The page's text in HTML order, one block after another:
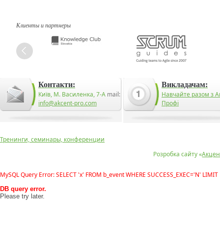
Клиенты и партнеры
Контакти:
Київ, М. Василенка, 7-А mail:
info@akcent-pro.com
Викладачам:
Навчайте разом з
Профі
Розробка сайту «
Тренинги, семинары, конференции
MySQL Query Error: SELECT 'x' FROM b_event WHERE SUCCESS_EXEC='N' LIMIT
DB query error.
Please try later.